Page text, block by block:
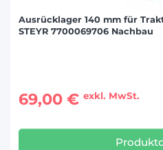
Ausrücklager 140 mm für
STEYR 7700069706 Nachbau
69,00 € exkl. MwSt.